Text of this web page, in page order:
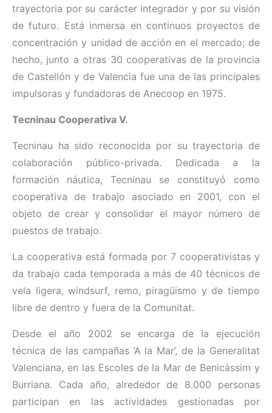
trayectoria por su carácter integrador y por su visión
de futuro. Está inmersa en continuos proyectos de
concentración y unidad de acción en el mercado; de
hecho, junto a otras 30 cooperativas de la provincia
de Castellón y de Valencia fue una de las principales
impulsoras y fundadoras de Anecoop en 1975.
Tecninau Cooperativa V.
Tecninau ha sido reconocida por su trayectoria de
colaboración público-privada. Dedicada a la
formación náutica, Tecninau se constituyó como
cooperativa de trabajo asociado en 2001, con el
objeto de crear y consolidar el mayor número de
puestos de trabajo.
La cooperativa está formada por 7 cooperativistas y
da trabajo cada temporada a más de 40 técnicos de
vela ligera, windsurf, remo, piragüismo y de tiempo
libre de dentro y fuera de la Comunitat.
Desde el año 2002 se encarga de la ejecución
técnica de las campañas ‘A la Mar’, de la Generalitat
Valenciana, en las Escoles de la Mar de Benicàssim y
Burriana. Cada año, alrededor de 8.000 personas
participan en las actividades gestionadas por